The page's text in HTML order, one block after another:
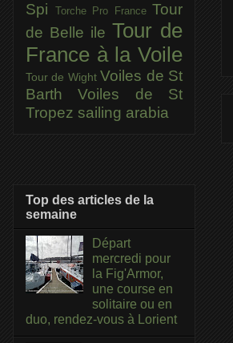
Spi Torche Pro France Tour
de Belle ile Tour de
France à la Voile
Tour de Wight Voiles de St
BarthVoiles de St
Tropez sailing arabia
Top des articles de la
semaine
Départ
mercredi pour
la Fig'Armor,
une course en
solitaire ou en
duo, rendez-vous à Lorient